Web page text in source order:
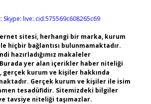
Skype: live:.cid.575569c608265c69
sitesi, herhangi bir marka, kurum
hiçbir bağlantısı bulunmamaktadır.
hazırladığımız makaleler
yer alan içerikler haber niteliği
gerçek kurum ve kişiler hakkında
Gerçek kurum ve kişiler ile isim
tesadüfidir. Sitemizdeki bilgiler
tavsiye niteliği taşımazlar.